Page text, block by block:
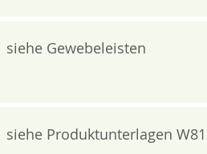
siehe Gewebeleisten
siehe Produktunterlagen W81